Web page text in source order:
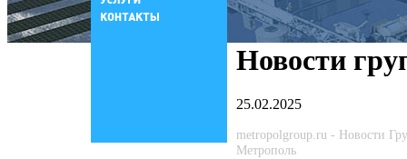
Новости
25.02.2025
metropolgroup.ru - Новости
Метрополь